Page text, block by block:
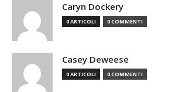
Caryn Dockery
0 ARTICOLI 0 COMMENTI
Casey Deweese
0 ARTICOLI 0 COMMENTI